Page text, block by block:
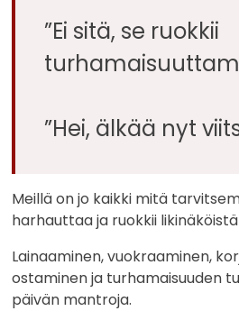
”Ei sitä, se ruokkii
”Hei, älkää nyt
Meillä on jo kaikki mitä
harhauttaa ja ruokkii
Lainaaminen, vuokraaminen,
ostaminen ja turhamaisuuden
päivän mantroja.